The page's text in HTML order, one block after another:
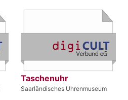
Taschenuhr
Saarländisches Uhrenmuseum